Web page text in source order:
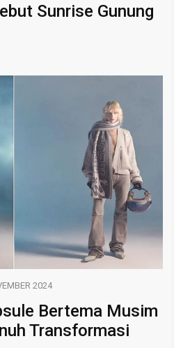
Sunrise Gunung
2024
Bertema Musim
Transformasi